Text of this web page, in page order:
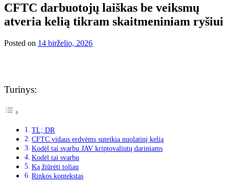
CFTC darbuotojų laiškas be veiksmų
atveria kelią tikram skaitmeniniam ryšiui
Posted on 14 birželio, 2026
Turinys:
TL; DR
CFTC vidaus erdvėms suteikia nuolatinį kelią
Kodėl tai svarbu JAV kriptovaliutų dariniams
Kodėl tai svarbu
Ką žiūrėti toliau
Rinkos kontekstas